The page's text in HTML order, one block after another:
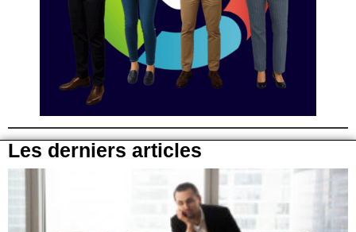
Les derniers articles